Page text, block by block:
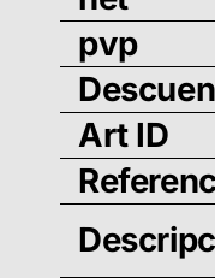
pvp
Art ID